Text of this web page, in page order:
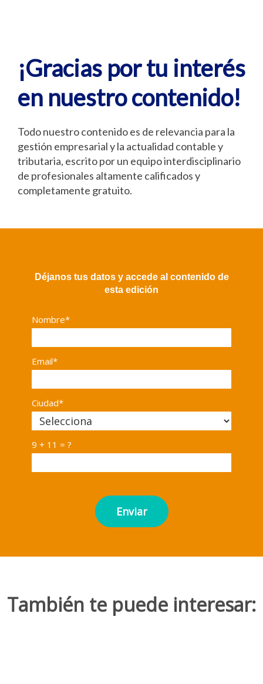
¡Gracias por tu interés
en nuestro contenido!
Todo nuestro contenido es de relevancia para la
gestión empresarial y la actualidad contable y
tributaria, escrito por un equipo interdisciplinario
de profesionales altamente calificados y
completamente gratuito.
Déjanos tus datos y accede al contenido de
esta edición
Nombre*
Email*
Ciudad*
9 + 11 = ?
Enviar
También te puede interesar: